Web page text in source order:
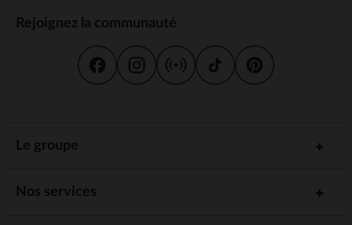
Rejoignez la communauté
Le groupe
Nos services